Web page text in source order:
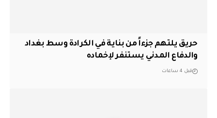
حريق يلتهم جزءاً من بناية في الكرادة وسط بغداد
والدفاع المدني يستنفر لإخماده
قبل 4 ساعات